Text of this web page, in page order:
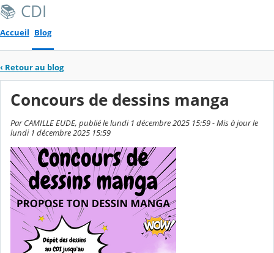
📚 CDI
Accueil Blog
‹ Retour au blog
Concours de dessins manga
Par CAMILLE EUDE, publié le lundi 1 décembre 2025 15:59 - Mis à jour le
lundi 1 décembre 2025 15:59